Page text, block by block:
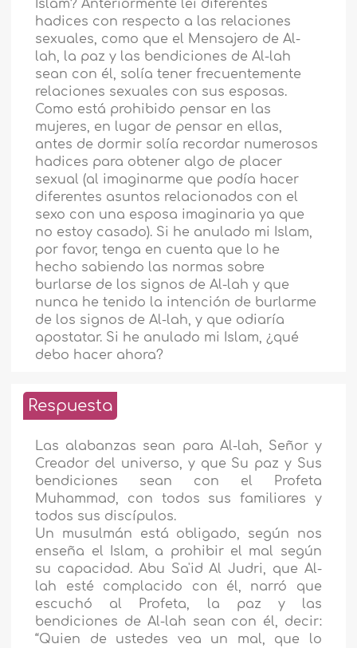
Islam? Anteriormente leí diferentes
hadices con respecto a las relaciones
sexuales, como que el Mensajero de Al-
lah, la paz y las bendiciones de Al-lah
sean con él, solía tener frecuentemente
relaciones sexuales con sus esposas.
Como está prohibido pensar en las
mujeres, en lugar de pensar en ellas,
antes de dormir solía recordar numerosos
hadices para obtener algo de placer
sexual (al imaginarme que podía hacer
diferentes asuntos relacionados con el
sexo con una esposa imaginaria ya que
no estoy casado). Si he anulado mi Islam,
por favor, tenga en cuenta que lo he
hecho sabiendo las normas sobre
burlarse de los signos de Al-lah y que
nunca he tenido la intención de burlarme
de los signos de Al-lah, y que odiaría
apostatar. Si he anulado mi Islam, ¿qué
debo hacer ahora?
Respuesta
Las alabanzas sean para Al-lah, Señor y
Creador del universo, y que Su paz y Sus
bendiciones sean con el Profeta
Muhammad, con todos sus familiares y
todos sus discípulos.
Un musulmán está obligado, según nos
enseña el Islam, a prohibir el mal según
su capacidad. Abu Sa'id Al Judri, que Al-
lah esté complacido con él, narró que
escuchó al Profeta, la paz y las
bendiciones de Al-lah sean con él, decir:
“Quien de ustedes vea un mal, que lo